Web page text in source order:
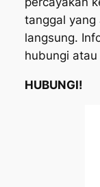
tanggal yang
langsung.
hubungi
HUBUNGI!